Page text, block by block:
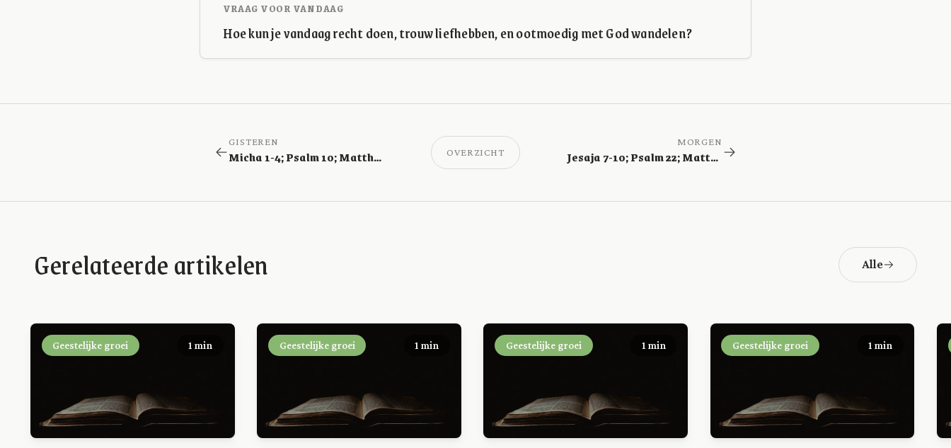
VRAAG VOOR VANDAAG
Hoe kun je vandaag recht doen, trouw liefhebben, en ootmoedig met God wandelen?
GISTEREN
Micha 1-4; Psalm 10; Mattheüs 24 OVERZICHT
MORGEN
Jesaja 7-10; Psalm 22; Mattheüs 26
Gerelateerde artikelen Alle
Geestelijke groei 1 min Geestelijke groei 1 min Geestelijke groei 1 min Geestelijke groei 1 min